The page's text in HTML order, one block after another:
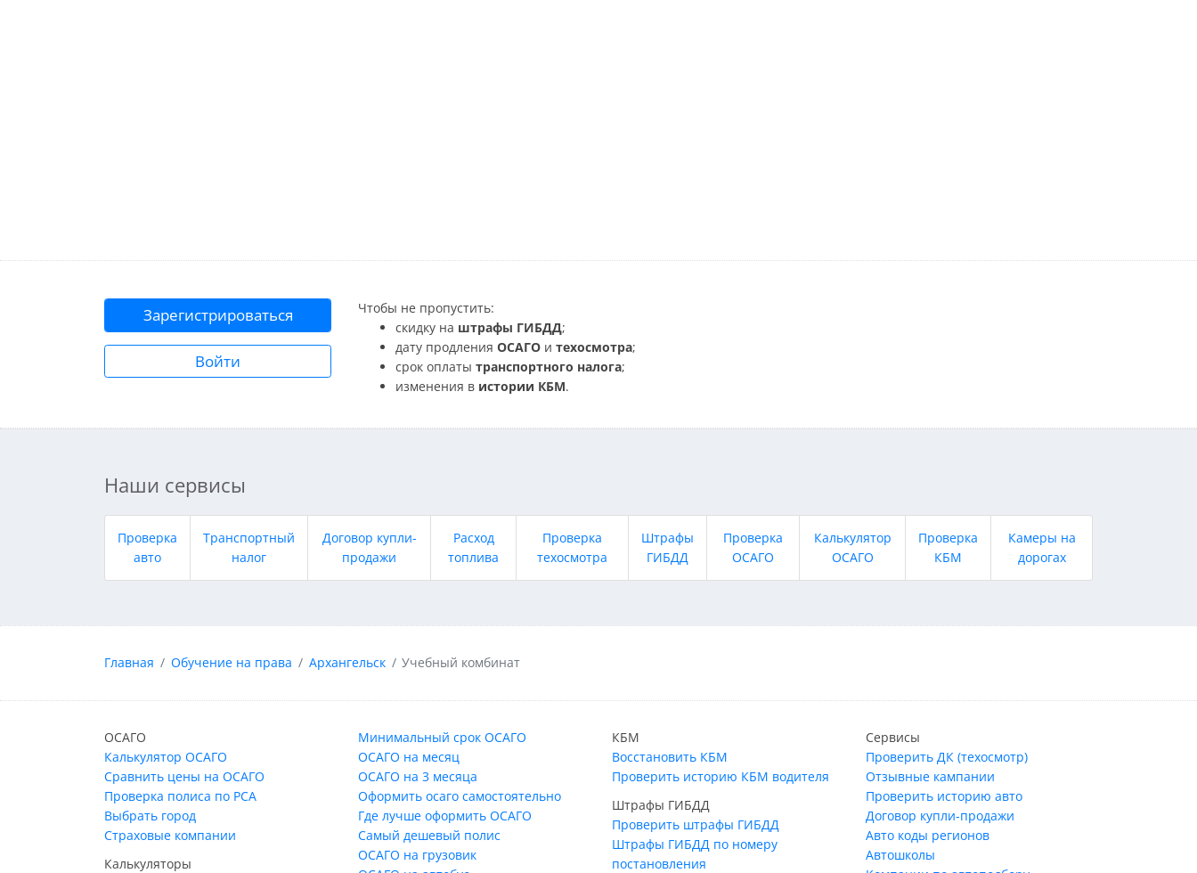
Зарегистрироваться
Войти
Чтобы не пропустить:
скидку на штрафы ГИБДД;
дату продления ОСАГО и техосмотра;
срок оплаты транспортного налога;
изменения в истории КБМ.
Наши сервисы
Проверка
авто
Транспортный
налог
Договор купли-
продажи
Расход
топлива
Проверка
техосмотра
Штрафы
ГИБДД
Проверка
ОСАГО
Калькулятор
ОСАГО
Проверка
КБМ
Камеры на
дорогах
Главная Обучение на права Архангельск Учебный комбинат
ОСАГО
Калькулятор ОСАГО
Сравнить цены на ОСАГО
Проверка полиса по РСА
Выбрать город
Страховые компании
Калькуляторы
Минимальный срок ОСАГО
ОСАГО на месяц
ОСАГО на 3 месяца
Оформить осаго самостоятельно
Где лучше оформить ОСАГО
Самый дешевый полис
ОСАГО на грузовик
КБМ
Восстановить КБМ
Проверить историю КБМ водителя
Штрафы ГИБДД
Проверить штрафы ГИБДД
Штрафы ГИБДД по номеру
постановления
Сервисы
Проверить ДК (техосмотр)
Отзывные кампании
Проверить историю авто
Договор купли-продажи
Авто коды регионов
Автошколы